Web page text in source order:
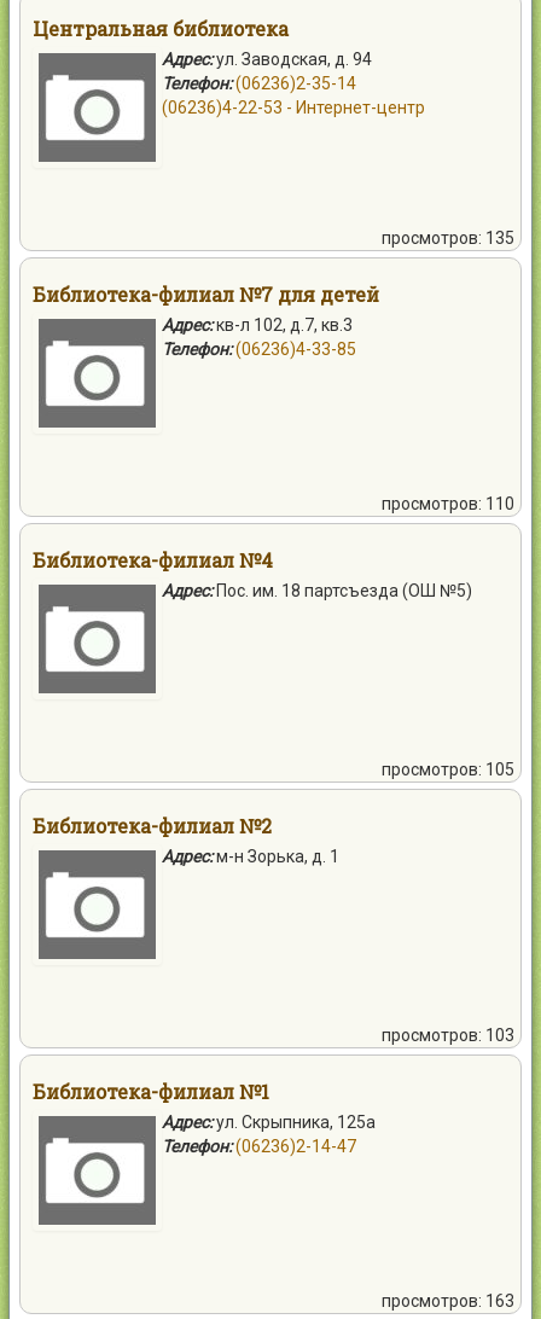
Центральная библиотека
Адрес:ул. Заводская, д. 94
Телефон:(06236)2-35-14
(06236)4-22-53 - Интернет-центр
просмотров: 135
Библиотека-филиал №7 для детей
Адрес:кв-л 102, д.7, кв.3
Телефон:(06236)4-33-85
просмотров: 110
Библиотека-филиал №4
Адрес: Пос. им. 18 партсъезда (ОШ №5)
просмотров: 105
Библиотека-филиал №2
Адрес:м-н Зорька, д. 1
просмотров: 103
Библиотека-филиал №1
Адрес:ул. Скрыпника, 125а
Телефон:(06236)2-14-47
просмотров: 163